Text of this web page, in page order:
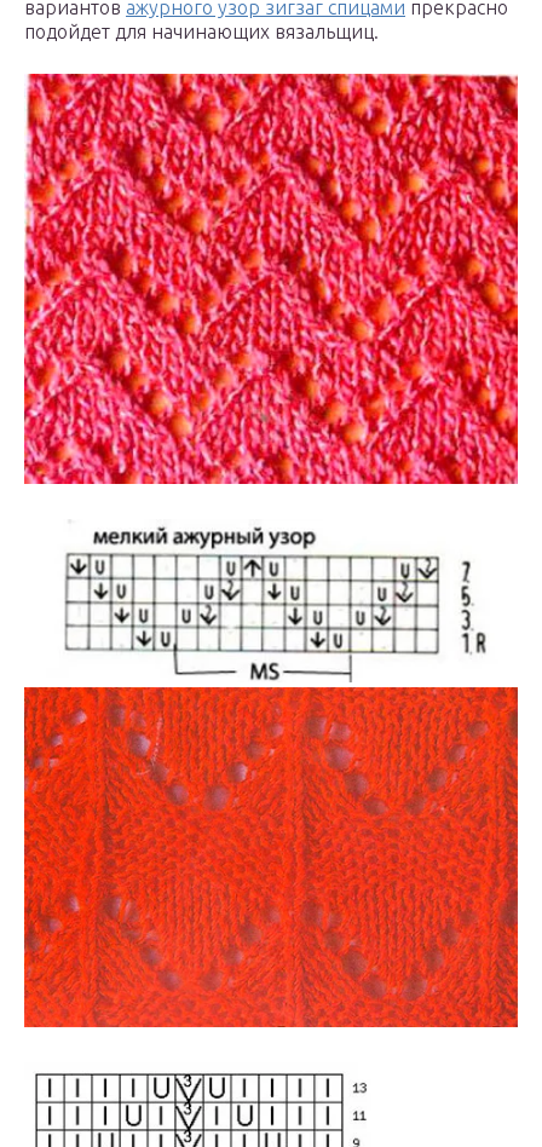
вариантов ажурного узор зигзаг спицами прекрасно
подойдет для начинающих вязальщиц.